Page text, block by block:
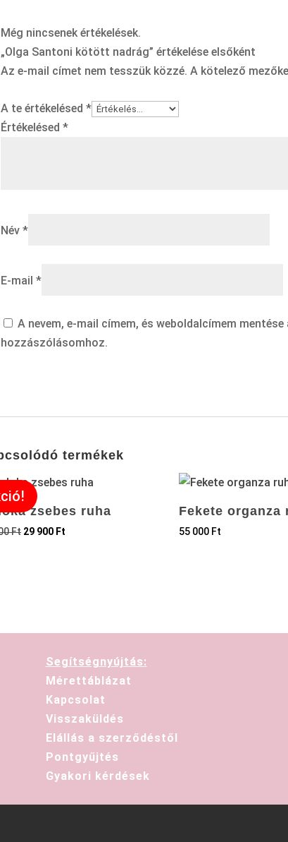
Még nincsenek értékelések.
„Olga Santoni kötött nadrág” értékelése elsőként
Az e-mail címet nem tesszük közzé. A kötelező
A te értékelésed *
Értékelésed *
Név *
E-mail *
A nevem, e-mail címem, és weboldalcímem
hozzászólásomhoz.
termékek
zsebes ruha
Ft 29 900 Ft
Fekete organza
55 000 Ft
Segítségnyújtás:
Mérettáblázat
Kapcsolat
Visszaküldés
Elállás a szerződéstől
Pontgyűjtés
Gyakori kérdések